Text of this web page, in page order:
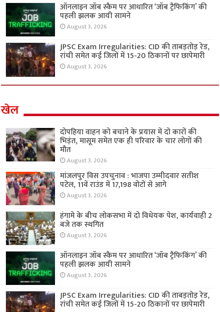
ऑनलाइन जॉब स्कैम पर आधारित ‘जॉब ट्रैफिकिंग’ की
पहली झलक आयी सामने
August 3, 2026
JPSC Exam Irregularities: CID की ताबड़तोड़ रेड,
रांची समेत कई जिलों में 15-20 ठिकानों पर छापेमारी
August 3, 2026
खेल
दोपहिया वाहन को बचाने के प्रयास में दो कारों की
भिड़ंत, मासूम समेत एक ही परिवार के चार लोगों की
मौत
August 3, 2026
मांजलपुर विस उपचुनाव : भाजपा उम्मीदवार सतीश
पटेल, 11वें राउंड में 17,198 वोटों से आगे
August 3, 2026
हंगामे के बीच लोकसभा में दो विधेयक पेश, कार्यवाही 2
बजे तक स्थगित
August 3, 2026
ऑनलाइन जॉब स्कैम पर आधारित ‘जॉब ट्रैफिकिंग’ की
पहली झलक आयी सामने
August 3, 2026
JPSC Exam Irregularities: CID की ताबड़तोड़ रेड,
रांची समेत कई जिलों में 15-20 ठिकानों पर छापेमारी